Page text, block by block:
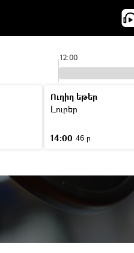
12:00
Ուղիղ եթեր
Լուրեր
14:00 46 ր